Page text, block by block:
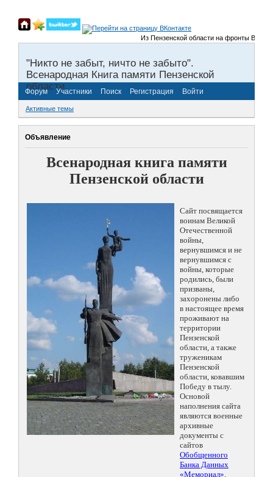
Из Пензенской области на фронты Великой
"Никто не забыт, ничто не забыто".
Всенародная Книга памяти Пензенской
области.
Форум Участники Поиск Регистрация Войти
Активные темы
Объявление
Всенародная книга памяти
Пензенской области
Сайт посвящается
воинам Великой
Отечественной
войны,
вернувшимся и не
вернувшимся с
войны, которые
родились, были
призваны,
захоронены либо
в настоящее время
проживают на
территории
Пензенской
области, а также
труженикам
Пензенской
области, ковавшим
Победу в тылу.
Основой
наполнения сайта
являются военные
архивные
документы с
сайтов
Обобщенного
Банка Данных
«Мемориал»,